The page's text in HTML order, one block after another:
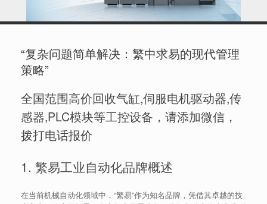
“复杂问题简单解决：繁中求易的现代管理
策略”
全国范围高价回收气缸,伺服电机驱动器,传
感器,PLC模块等工控设备，请添加微信，
拨打电话报价
1. 繁易工业自动化品牌概述
在当前机械自动化领域中，“繁易”作为知名品牌，凭借其卓越的技